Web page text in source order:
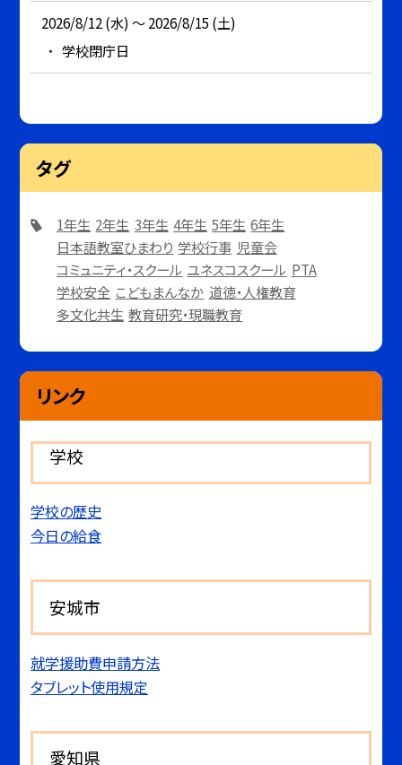
2026/8/12 (水) ～ 2026/8/15 (土)
学校閉庁日
タグ
1年生 2年生 3年生 4年生 5年生 6年生
日本語教室ひまわり 学校行事 児童会
コミュニティ・スクール ユネスコスクール PTA
学校安全 こどもまんなか 道徳・人権教育
多文化共生 教育研究・現職教育
リンク
学校
学校の歴史
今日の給食
安城市
就学援助費申請方法
タブレット使用規定
愛知県